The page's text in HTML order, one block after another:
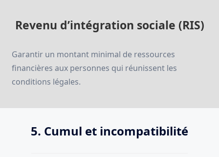
Revenu d’intégration sociale (RIS)
Garantir un montant minimal de ressources
financières aux personnes qui réunissent les
conditions légales.
5. Cumul et incompatibilité